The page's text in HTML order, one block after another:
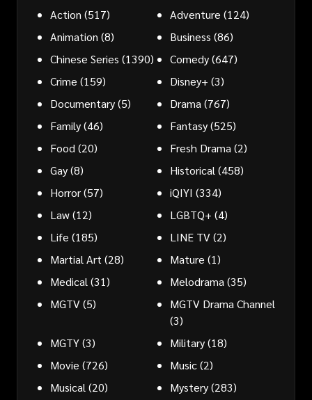
Action (517) Adventure (124)
Animation (8) Business (86)
Chinese Series (1390) Comedy(647)
Crime (159) Disney+ (3)
Documentary(5) Drama (767)
Family(46) Fantasy(525)
Food (20) Fresh Drama (2)
Gay(8) Historical (458)
Horror(57) iQIYI (334)
Law(12) LGBTQ+ (4)
Life (185) LINE TV(2)
Martial Art (28) Mature (1)
Medical (31) Melodrama (35)
MGTV(5)
MGTV Drama Channel
(3)
MGTY(3) Military(18)
Movie (726) Music(2)
Musical (20) Mystery(283)